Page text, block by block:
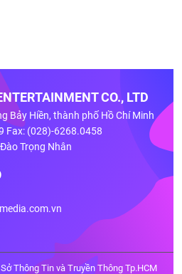
CO., LTD
Bảy Hiền, thành phố Hồ Chí Minh
Fax: (028)-6268.0458
Trọng Nhân
Thông Tin và Truyền Thông Tp.HCM